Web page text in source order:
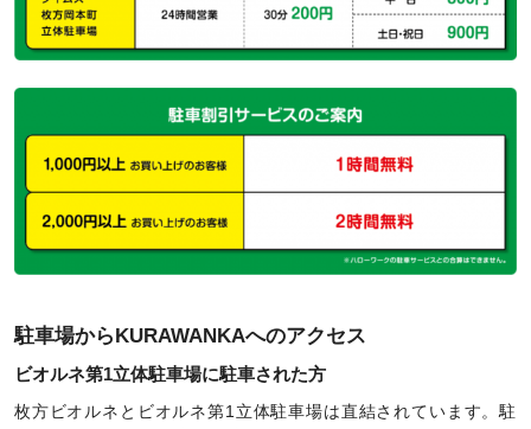
駐車場からKURAWANKAへのアクセス
ビオルネ第1立体駐車場に駐車された方
枚方ビオルネとビオルネ第1立体駐車場は直結されています。駐